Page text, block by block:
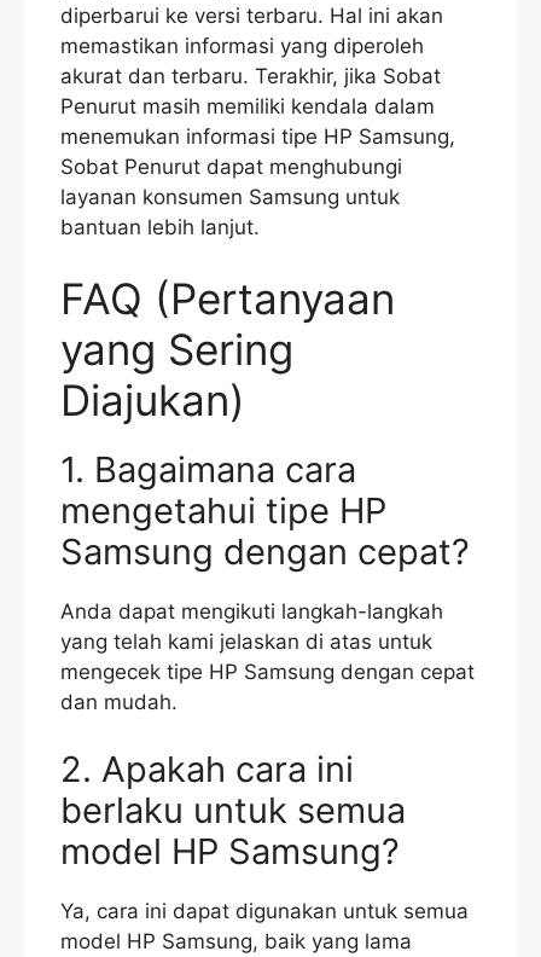
diperbarui ke versi terbaru. Hal ini akan
memastikan informasi yang diperoleh
akurat dan terbaru. Terakhir, jika Sobat
Penurut masih memiliki kendala dalam
menemukan informasi tipe HP Samsung,
Sobat Penurut dapat menghubungi
layanan konsumen Samsung untuk
bantuan lebih lanjut.
FAQ (Pertanyaan
yang Sering
Diajukan)
1. Bagaimana cara
mengetahui tipe HP
Samsung dengan cepat?
Anda dapat mengikuti langkah-langkah
yang telah kami jelaskan di atas untuk
mengecek tipe HP Samsung dengan cepat
dan mudah.
2. Apakah cara ini
berlaku untuk semua
model HP Samsung?
Ya, cara ini dapat digunakan untuk semua
model HP Samsung, baik yang lama